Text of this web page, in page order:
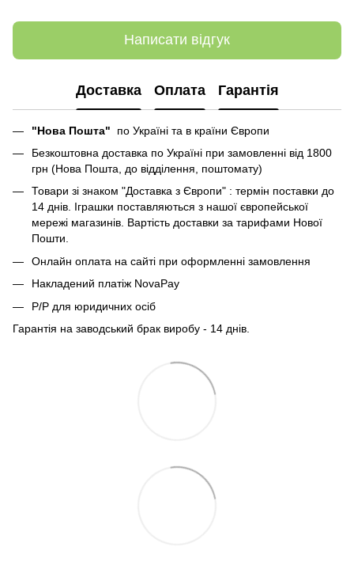
Написати відгук
Доставка Оплата Гарантія
"Нова Пошта" по Україні та в країни Європи
Безкоштовна доставка по Україні при замовленні від 1800
грн (Нова Пошта, до відділення, поштомату)
Товари зі знаком "Доставка з Європи" : термін поставки до
14 днів. Іграшки поставляються з нашої європейської
мережі магазинів. Вартість доставки за тарифами Нової
Пошти.
Онлайн оплата на сайті при оформленні замовлення
Накладений платіж NovaPay
Р/Р для юридичних осіб
Гарантія на заводський брак виробу - 14 днів.